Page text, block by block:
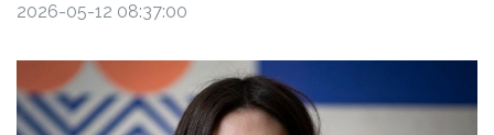
2026-05-12 08:37:00